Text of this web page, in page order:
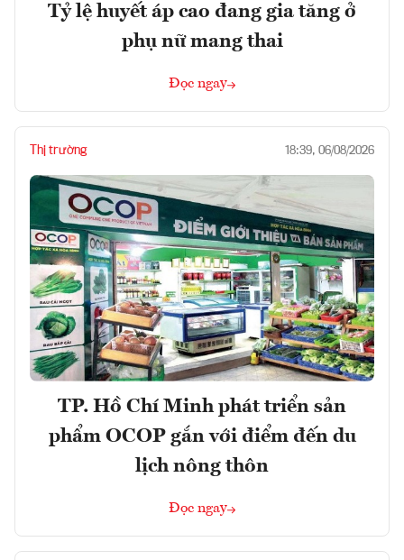
Tỷ lệ huyết áp cao đang gia tăng ở
phụ nữ mang thai
Đọc ngay
Thị trường 18:39, 06/08/2026
TP. Hồ Chí Minh phát triển sản
phẩm OCOP gắn với điểm đến du
lịch nông thôn
Đọc ngay